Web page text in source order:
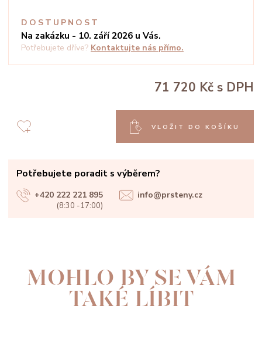
DOSTUPNOST
Na zakázku - 10. září 2026 u Vás.
Potřebujete dříve? Kontaktujte nás přímo.
71 720 Kč s DPH
VLOŽIT DO KOŠÍKU
Potřebujete poradit s výběrem?
+420 222 221 895
(8:30 -17:00)
info@prsteny.cz
MOHLO BY SE VÁM
TAKÉ LÍBIT